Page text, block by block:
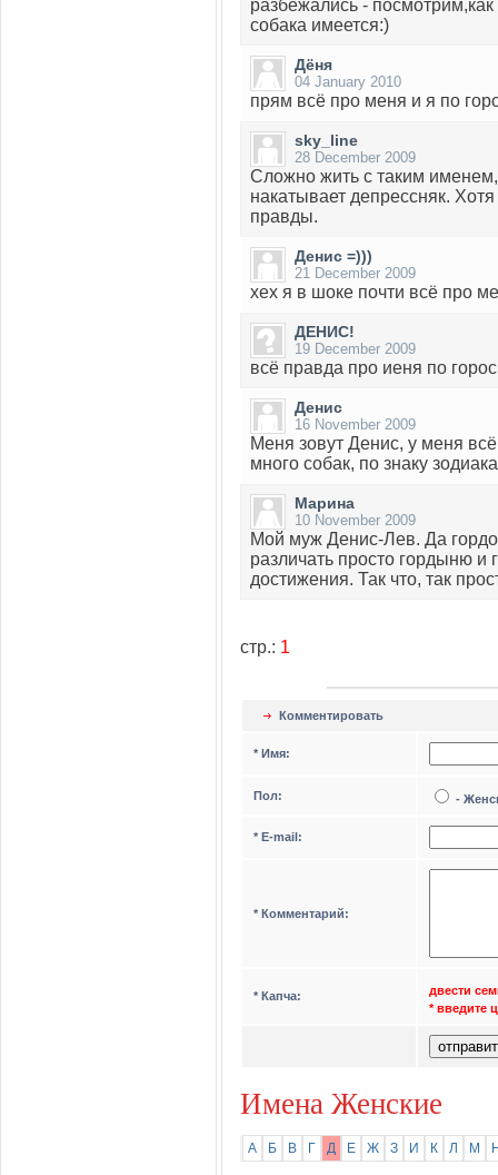
разбежались -
собака имеется:)
Дёня
04 January 2010
прям всё про меня и я по
sky_line
28 December 2009
Сложно жить с таким
накатывает депрессняк.
правды.
Денис =)))
21 December 2009
хех я в шоке почти всё про
ДЕНИС!
19 December 2009
всё правда про иеня по
Денис
16 November 2009
Меня зовут Денис, у меня
много собак, по знаку
Марина
10 November 2009
Мой муж Денис-Лев. Да
различать просто гордыню и
достижения. Так что, так
стр.: 1
Комментировать
* Имя:
Пол: -
* Е-mail:
* Комментарий:
* Капча:
двести
* введите
Имена Женские
А Б В Г Д Е Ж З И К Л М